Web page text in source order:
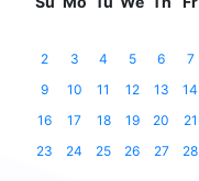
2
3 4 5 6 7
9
10 11 12 13 14
16
17 18 19 20 21
23
24 25 26 27 28